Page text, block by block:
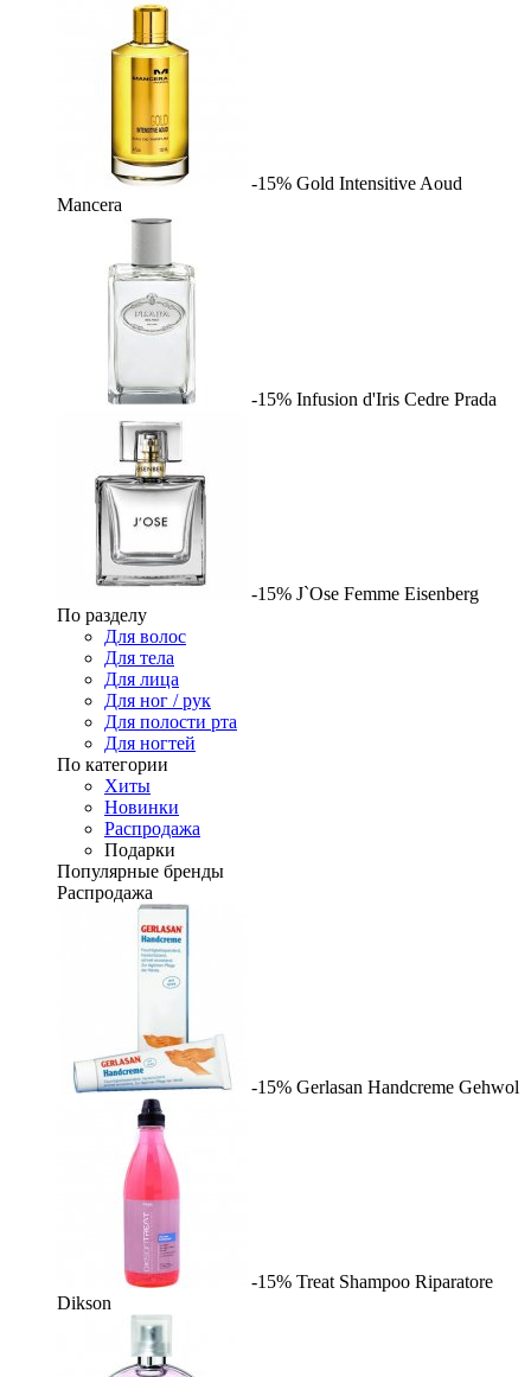
-15% Gold Intensitive Aoud
Mancera
-15% Infusion d'Iris Cedre Prada
-15% J`Ose Femme Eisenberg
По разделу
Для волос
Для тела
Для лица
Для ног / рук
Для полости рта
Для ногтей
По категории
Хиты
Новинки
Распродажа
Подарки
Популярные бренды
Распродажа
-15% Gerlasan Handcreme Gehwol
-15% Treat Shampoo Riparatore
Dikson